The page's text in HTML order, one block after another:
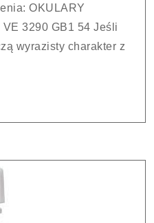
3290 GB1 54 Jeśli
wyrazisty charakter z